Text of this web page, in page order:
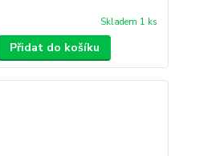
Skladem 1 ks
Přidat do košíku